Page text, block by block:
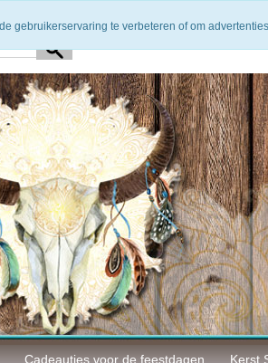
Cadeautjes voor de feestdagen Kerst
gebruikerservaring te verbeteren of om